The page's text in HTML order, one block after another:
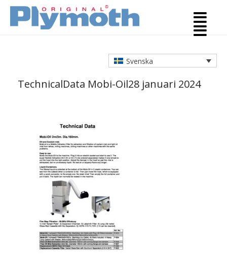
Svenska
TechnicalData Mobi-Oil28 januari 2024